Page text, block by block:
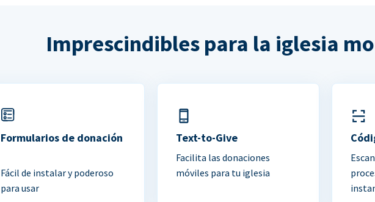
Imprescindibles para la iglesia
Formularios de donación
Fácil de instalar y poderoso
para usar
Text-to-Give
Facilita las donaciones
móviles para tu iglesia